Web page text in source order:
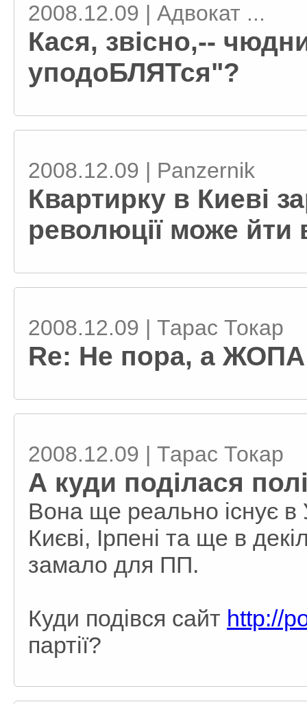
2008.12.09 | Адвокат ...
Кася, звісно,--
уподоБЛЯТся"?
2008.12.09 | Panzernik
Квартирку в Киеві
революції може йти
2008.12.09 | Тарас Токар
Re: Не пора, а
2008.12.09 | Тарас Токар
А куди поділася
Вона ще реально існує в
Києві, Ірпені та ще в
замало для ПП.
Куди подівся сайт http://
партії?